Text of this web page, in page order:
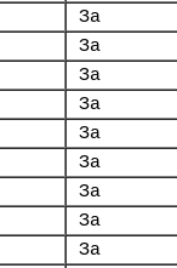
За
За
За
За
За
За
За
За
За